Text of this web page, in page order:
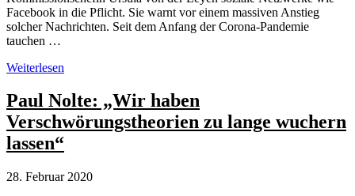
Facebook in die Pflicht. Sie warnt vor einem massiven Anstieg
solcher Nachrichten. Seit dem Anfang der Corona-Pandemie
tauchen …
Propagandamedien
Russland
fluten
Westen
mit
Corona-
Weiterlesen
Paul Nolte: „Wir haben
Verschwörungstheorien zu lange wuchern
lassen“
28. Februar 2020